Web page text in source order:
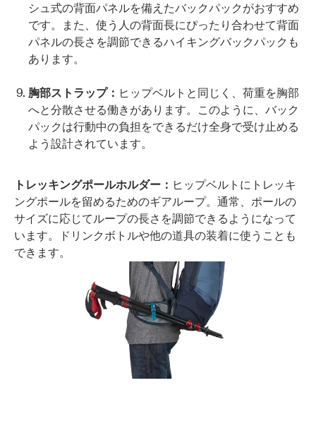
シュ式の背面パネルを備えたバックパックがおすすめ
です。また、使う人の背面長にぴったり合わせて背面
パネルの長さを調節できるハイキングバックパックも
あります。
胸部ストラップ： ヒップベルトと同じく、荷重を胸部
へと分散させる働きがあります。このように、バック
パックは行動中の負担をできるだけ全身で受け止める
よう設計されています。
トレッキングポールホルダー： ヒップベルトにトレッキ
ングポールを留めるためのギアループ。通常、ポールの
サイズに応じてループの長さを調節できるようになって
います。ドリンクボトルや他の道具の装着に使うことも
できます。